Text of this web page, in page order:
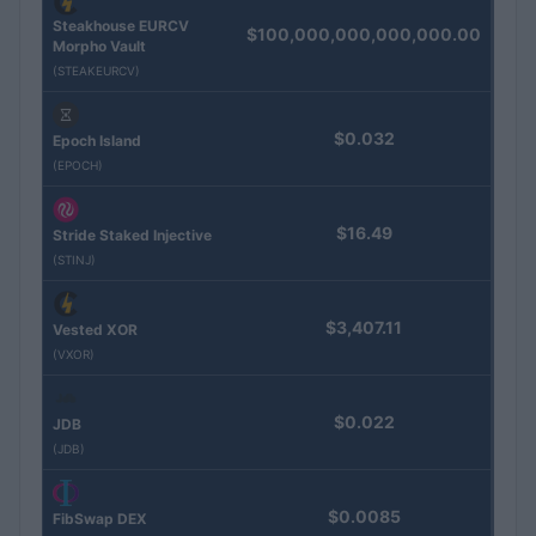
Steakhouse EURCV
Morpho Vault
(STEAKEURCV)
$100,000,000,000,000.00
Epoch Island
(EPOCH)
$0.032
Stride Staked Injective
(STINJ)
$16.49
Vested XOR
(VXOR)
$3,407.11
JDB
(JDB)
$0.022
FibSwap DEX $0.0085